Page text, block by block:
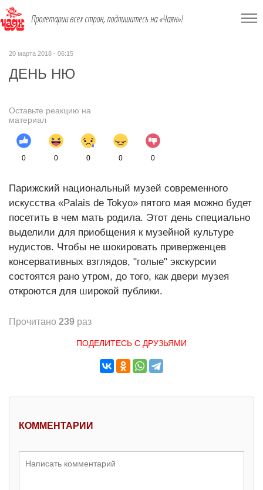
Пролетарии всех стран, подпишитесь на «Чаян»!
20 марта 2018 - 06:15
ДЕНЬ НЮ
Оставьте реакцию на
материал
0 0 0 0 0
Парижский национальный музей современного
искусства «Palais de Tokyo» пятого мая можно будет
посетить в чем мать родила. Этот день специально
выделили для приобщения к музейной культуре
нудистов. Чтобы не шокировать приверженцев
консервативных взглядов, "голые" экскурсии
состоятся рано утром, до того, как двери музея
откроются для широкой публики.
Прочитано 239 раз
ПОДЕЛИТЕСЬ С ДРУЗЬЯМИ
КОММЕНТАРИИ